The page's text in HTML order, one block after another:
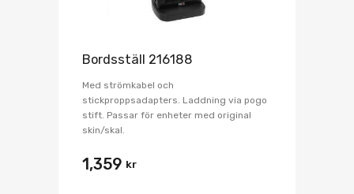
Bordsställ 216188
Med strömkabel och
stickproppsadapters. Laddning via pogo
stift. Passar för enheter med original
skin/skal.
1,359 kr